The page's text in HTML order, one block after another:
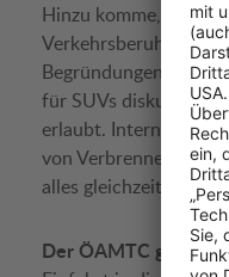
Hinzu komme, dass
Verkehrsberuhigung
Begründungen für
für SUVs diskutiert.
erlaubt. International
von Verbrenner-
alles gleichzeitig
Der ÖAMTC gibt zu